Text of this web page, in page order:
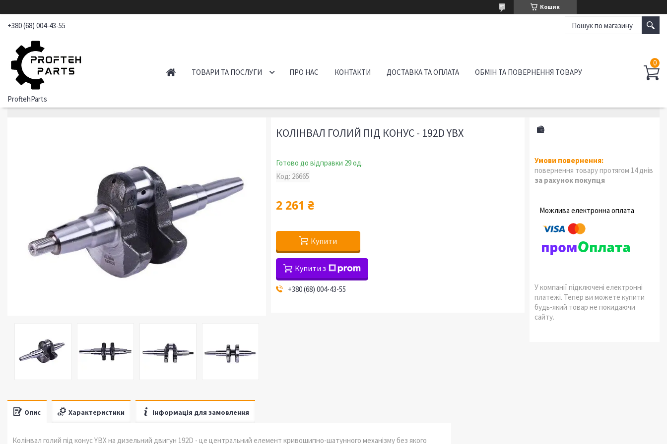
Кошик
+380 (68) 004-43-55
ProftehParts
ТОВАРИ ТА ПОСЛУГИ ПРО НАС КОНТАКТИ ДОСТАВКА ТА ОПЛАТА ОБМІН ТА ПОВЕРНЕННЯ ТОВАРУ
КОЛІНВАЛ ГОЛИЙ ПІД КОНУС - 192D YBX
Готово до відправки 29 од.
Код: 26665
2 261 ₴
Купити
Купити з
+380 (68) 004-43-55
повернення товару протягом 14 днів
за рахунок покупця
У компанії підключені електронні
платежі. Тепер ви можете купити
будь-який товар не покидаючи
сайту.
Опис Характеристики Інформація для замовлення
Колінвал голий під конус YBX на дизельний двигун 192D - це центральний елемент кривошипно-шатунного механізму без якого